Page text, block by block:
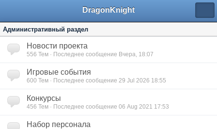
DragonKnight
Административный раздел
Новости проекта
556 Тем · Последнее сообщение Вчера, 18:07
Игровые события
600 Тем · Последнее сообщение 29 Jul 2026 18:55
Конкурсы
456 Тем · Последнее сообщение 06 Aug 2021 17:53
Набор персонала